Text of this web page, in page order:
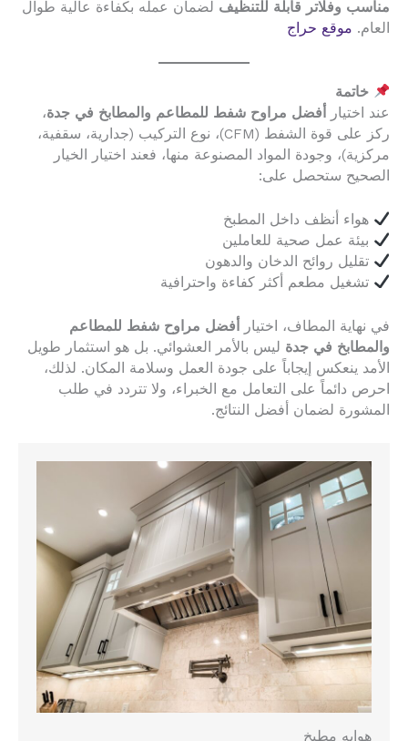
مناسب وفلاتر قابلة للتنظيف لضمان عمله بكفاءة عالية طوال
العام. موقع حراج
خاتمة
عند اختيار
أفضل مراوح شفط للمطاعم والمطابخ في جدة،
ركز على قوة الشفط (CFM)، نوع التركيب (جدارية، سقفية،
مركزية)، وجودة المواد المصنوعة منها، فعند اختيار الخيار
الصحيح ستحصل على:
هواء أنظف داخل المطبخ
بيئة عمل صحية للعاملين
تقليل روائح الدخان والدهون
تشغيل مطعم أكثر كفاءة واحترافية
في نهاية المطاف، اختيار
أفضل مراوح شفط للمطاعم
والمطابخ في جدة ليس بالأمر العشوائي. بل هو استثمار طويل
الأمد ينعكس إيجاباً على جودة العمل وسلامة المكان. لذلك،
احرص دائماً على التعامل مع الخبراء، ولا تتردد في طلب
المشورة لضمان أفضل النتائج.
هوايه مطبخ